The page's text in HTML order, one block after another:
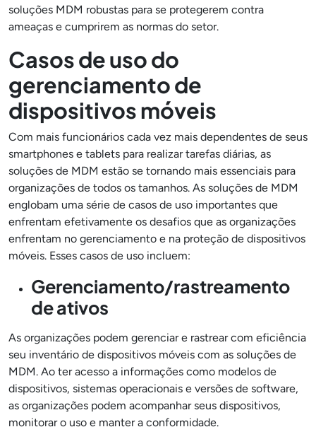
soluções MDM robustas para se protegerem contra
ameaças e cumprirem as normas do setor.
Casos de uso do
gerenciamento de
dispositivos móveis
Com mais funcionários cada vez mais dependentes de seus
smartphones e tablets para realizar tarefas diárias, as
soluções de MDM estão se tornando mais essenciais para
organizações de todos os tamanhos. As soluções de MDM
englobam uma série de casos de uso importantes que
enfrentam efetivamente os desafios que as organizações
enfrentam no gerenciamento e na proteção de dispositivos
móveis. Esses casos de uso incluem:
Gerenciamento/rastreamento
de ativos
As organizações podem gerenciar e rastrear com eficiência
seu inventário de dispositivos móveis com as soluções de
MDM. Ao ter acesso a informações como modelos de
dispositivos, sistemas operacionais e versões de software,
as organizações podem acompanhar seus dispositivos,
monitorar o uso e manter a conformidade.